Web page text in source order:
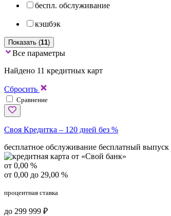
беспл. обслуживание
кэшбэк
Показать (11)
Все параметры
Найдено 11 кредитных карт
Сбросить
Сравнение
Своя Кредитка – 120 дней без %
бесплатное обслуживание бесплатный выпуск
от 0,00 %
от 0,00 до 29,00 %
процентная ставка
до 299 999 ₽